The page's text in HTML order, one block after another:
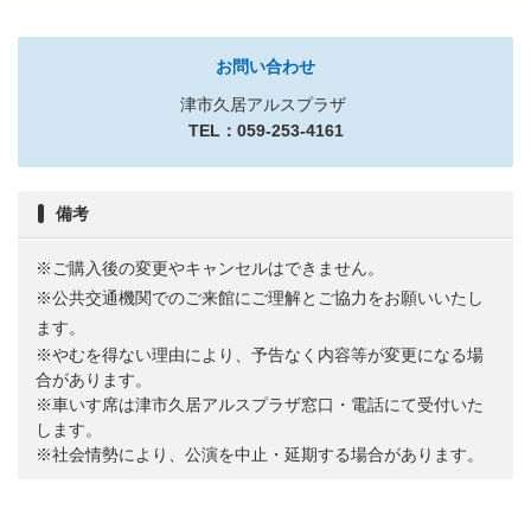
お問い合わせ
津市久居アルスプラザ
TEL：059-253-4161
備考
※ご購入後の変更やキャンセルはできません。
※公共交通機関でのご来館にご理解とご協力をお願いいたし
ます。
※やむを得ない理由により、予告なく内容等が変更になる場
合があります。
※車いす席は津市久居アルスプラザ窓口・電話にて受付いた
します。
※社会情勢により、公演を中止・延期する場合があります。